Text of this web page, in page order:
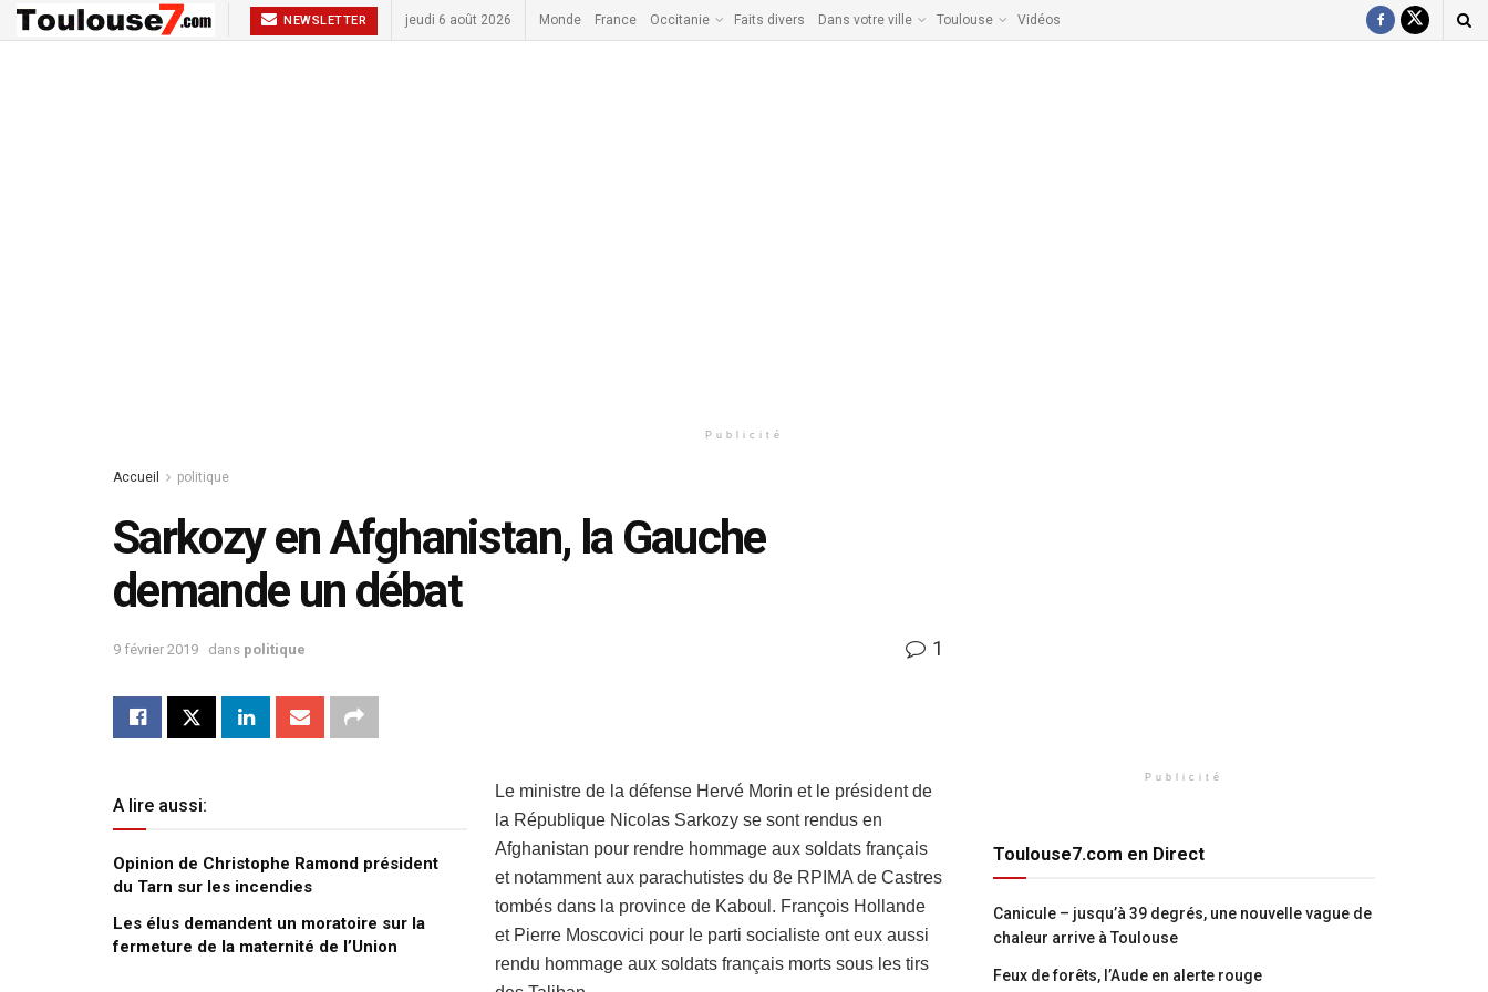
NEWSLETTER jeudi 6 août 2026 Monde France Occitanie Faits divers Dans votre ville Toulouse Vidéos
Publicité
Accueil politique
Sarkozy en Afghanistan, la Gauche
demande un débat
9 février 2019 dans politique 1
A lire aussi:
Opinion de Christophe Ramond président
du Tarn sur les incendies
Les élus demandent un moratoire sur la
fermeture de la maternité de l’Union
Le ministre de la défense Hervé Morin et le président de
la République Nicolas Sarkozy se sont rendus en
Afghanistan pour rendre hommage aux soldats français
et notamment aux parachutistes du 8e RPIMA de Castres
tombés dans la province de Kaboul. François Hollande
et Pierre Moscovici pour le parti socialiste ont eux aussi
rendu hommage aux soldats français morts sous les tirs
Publicité
Toulouse7.com en Direct
Canicule – jusqu’à 39 degrés, une nouvelle vague de
chaleur arrive à Toulouse
Feux de forêts, l’Aude en alerte rouge